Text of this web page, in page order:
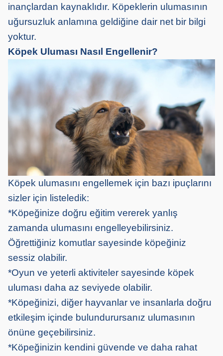
inançlardan kaynaklıdır. Köpeklerin ulumasının
uğursuzluk anlamına geldiğine dair net bir bilgi
yoktur.
Köpek Uluması Nasıl Engellenir?
Köpek ulumasını engellemek için bazı ipuçlarını
sizler için listeledik:
*Köpeğinize doğru eğitim vererek yanlış
zamanda ulumasını engelleyebilirsiniz.
Öğrettiğiniz komutlar sayesinde köpeğiniz
sessiz olabilir.
*Oyun ve yeterli aktiviteler sayesinde köpek
uluması daha az seviyede olabilir.
*Köpeğinizi, diğer hayvanlar ve insanlarla doğru
etkileşim içinde bulundurursanız ulumasının
önüne geçebilirsiniz.
*Köpeğinizin kendini güvende ve daha rahat